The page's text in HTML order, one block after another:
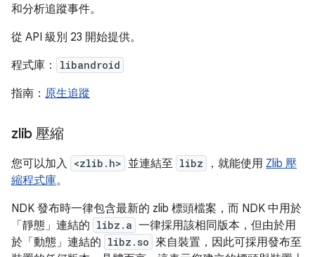
和分析追蹤事件。
從 API 級別 23 開始提供。
程式庫：
libandroid
指南： 原生追蹤
zlib 壓縮
您可以加入 <zlib.h> 並連結至 libz ，就能使用 Zlib 壓
縮程式庫。
NDK 發布時一律包含最新的 zlib 標頭檔案，而 NDK 中用於
「靜態」 連結的 libz.a 一律採用該相同版本，但由於用
於「動態」 連結的 libz.so 來自裝置，因此可採用發布至